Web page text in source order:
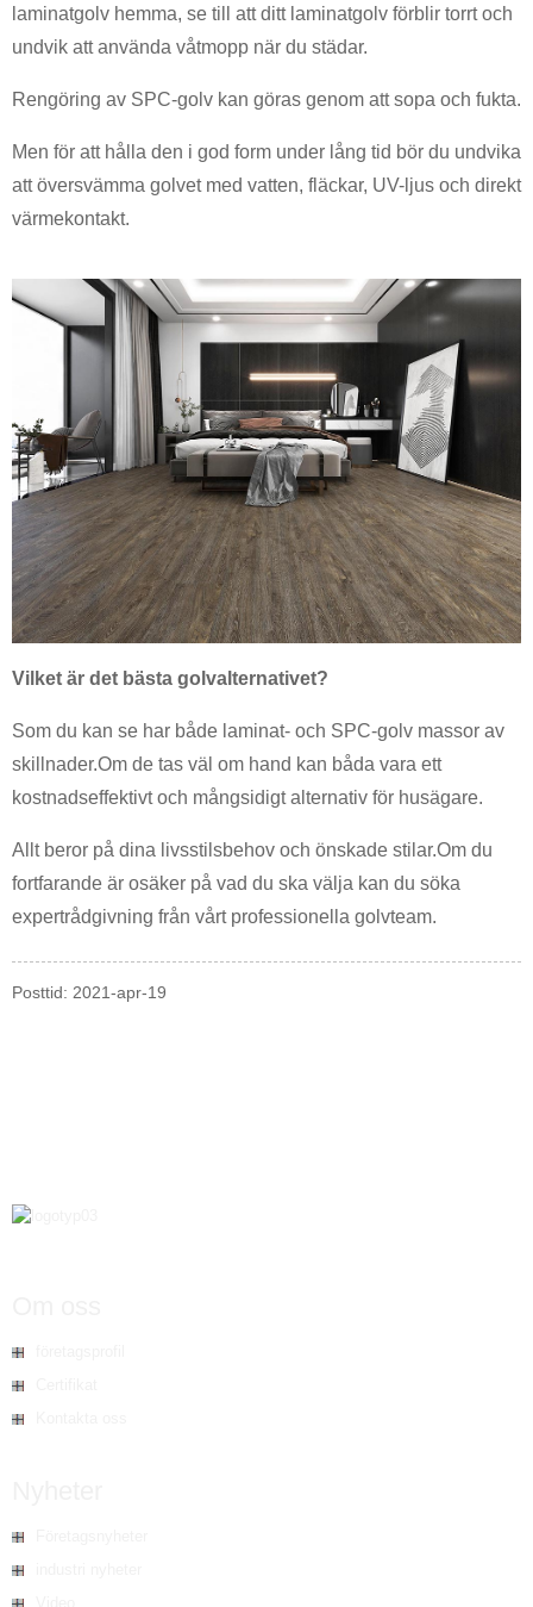
laminatgolv hemma, se till att ditt laminatgolv förblir torrt och
undvik att använda våtmopp när du städar.
Rengöring av SPC-golv kan göras genom att sopa och fukta.
Men för att hålla den i god form under lång tid bör du undvika
att översvämma golvet med vatten, fläckar, UV-ljus och direkt
värmekontakt.
Vilket är det bästa golvalternativet?
Som du kan se har både laminat- och SPC-golv massor av
skillnader.Om de tas väl om hand kan båda vara ett
kostnadseffektivt och mångsidigt alternativ för husägare.
Allt beror på dina livsstilsbehov och önskade stilar.Om du
fortfarande är osäker på vad du ska välja kan du söka
expertrådgivning från vårt professionella golvteam.
Posttid: 2021-apr-19